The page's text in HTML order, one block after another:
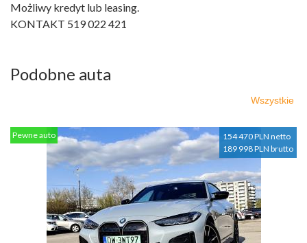
Możliwy kredyt lub leasing.
KONTAKT 519 022 421
Podobne auta
Wszystkie
154 470 PLN netto
189 998 PLN brutto
Pewne auto